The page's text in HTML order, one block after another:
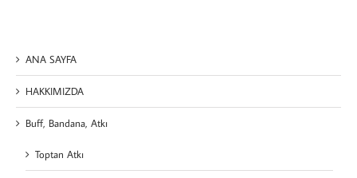
ANA SAYFA
HAKKIMIZDA
Buff, Bandana, Atkı
Toptan Atkı